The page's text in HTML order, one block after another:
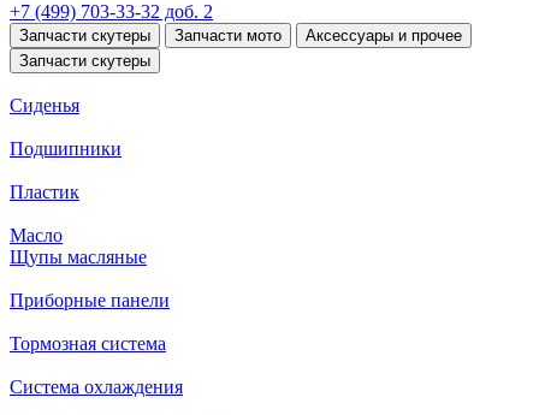
+7 (499) 703-33-32 доб. 2
Запчасти скутеры Запчасти мото
Аксессуары и прочее
Запчасти скутеры
Сиденья
Подшипники
Пластик
Масло
Щупы масляные
Приборные панели
Тормозная система
Система охлаждения